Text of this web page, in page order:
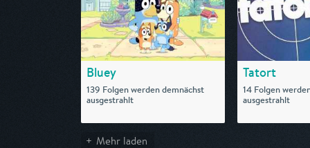
Bluey
139 Folgen werden demnächst
ausgestrahlt
Tatort
14 Folgen
ausgestrahlt
Mehr laden